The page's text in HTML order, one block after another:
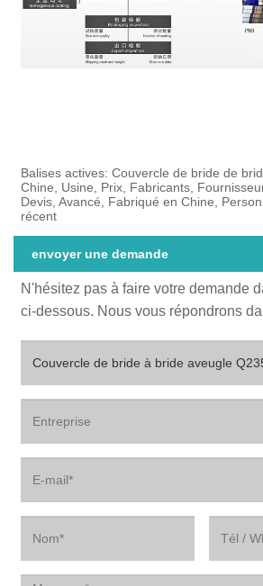
Balises actives: Couvercle de bride de
Chine, Usine, Prix, Fabricants,
Devis, Avancé, Fabriqué en Chine,
récent
envoyer une demande
N'hésitez pas à faire votre demande
ci-dessous. Nous vous répondrons